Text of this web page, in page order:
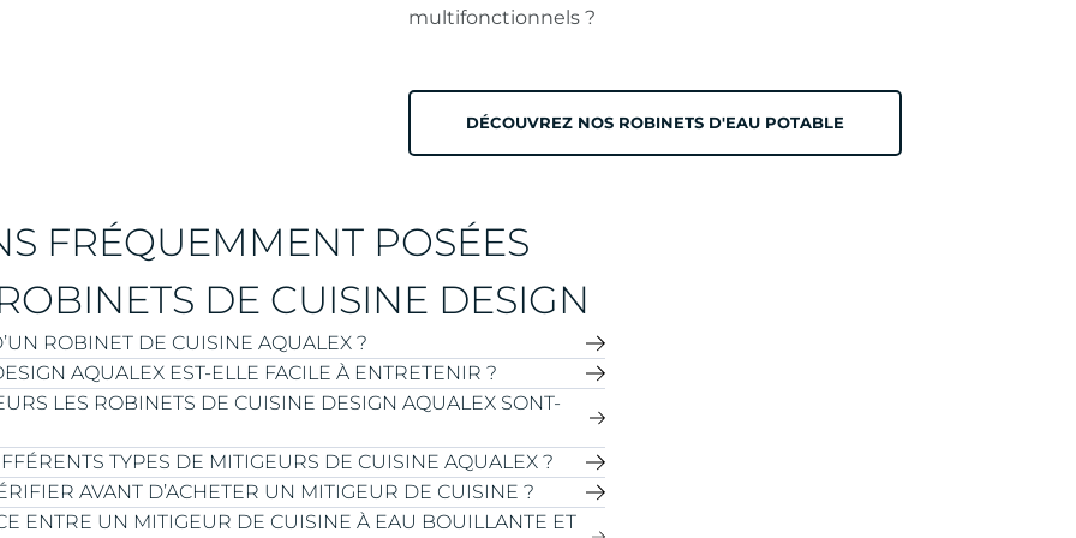
multifonctionnels ?
DÉCOUVREZ NOS ROBINETS D'EAU POTABLE
FRÉQUEMMENT POSÉES
DE CUISINE DESIGN
ROBINET DE CUISINE AQUALEX ?
d’eau sur réseau ou d’un mitigeur de cuisine AQUALEX
plusieurs facteurs :
de robinet
AQUALEX EST-ELLE FACILE À ENTRETENIR ?
potable AQUALEX équipés d’un mitigeur de cuisine sont
clients peuvent utiliser notre propre produit d’entretien
régulier. De plus, un technicien AQUALEX effectue au
afin de contrôler et d’entretenir le système en
LES ROBINETS DE CUISINE DESIGN AQUALEX SONT-
large choix de couleurs et de finitions afin que votre
parfaitement à tous les intérieurs, du plus moderne
TYPES DE MITIGEURS DE CUISINE AQUALEX ?
types de mitigeurs de cuisine, adaptés à chaque
AVANT D’ACHETER UN MITIGEUR DE CUISINE ?
ENTRE UN MITIGEUR DE CUISINE À EAU BOUILLANTE ET